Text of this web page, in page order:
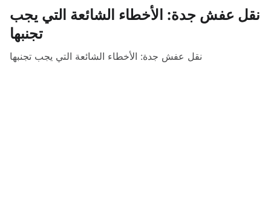
نقل عفش جدة: الأخطاء الشائعة التي يجب
تجنبها
نقل عفش جدة: الأخطاء الشائعة التي يجب تجنبها